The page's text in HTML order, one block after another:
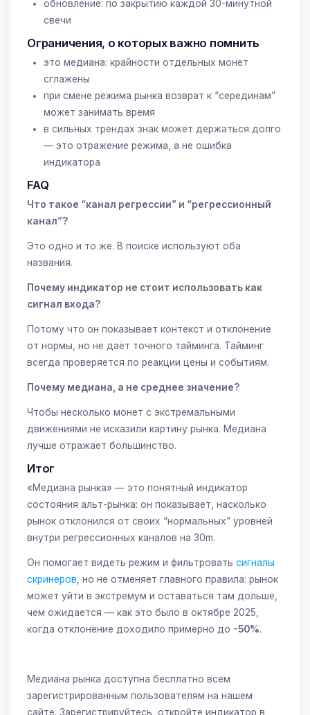
обновление: по закрытию каждой 30-минутной
свечи
Ограничения, о которых важно помнить
это медиана: крайности отдельных монет
сглажены
при смене режима рынка возврат к “серединам”
может занимать время
в сильных трендах знак может держаться долго
— это отражение режима, а не ошибка
индикатора
FAQ
Что такое “канал регрессии” и “регрессионный
канал”?
Это одно и то же. В поиске используют оба
названия.
Почему индикатор не стоит использовать как
сигнал входа?
Потому что он показывает контекст и отклонение
от нормы, но не даёт точного тайминга. Тайминг
всегда проверяется по реакции цены и событиям.
Почему медиана, а не среднее значение?
Чтобы несколько монет с экстремальными
движениями не исказили картину рынка. Медиана
лучше отражает большинство.
Итог
«Медиана рынка» — это понятный индикатор
состояния альт-рынка: он показывает, насколько
рынок отклонился от своих “нормальных” уровней
внутри регрессионных каналов на 30m.
Он помогает видеть режим и фильтровать сигналы
скринеров , но не отменяет главного правила: рынок
может уйти в экстремум и оставаться там дольше,
чем ожидается — как это было в октябре 2025,
когда отклонение доходило примерно до -50%.
Медиана рынка доступна бесплатно всем
зарегистрированным пользователям на нашем
сайте. Зарегистрируйтесь, откройте индикатор в